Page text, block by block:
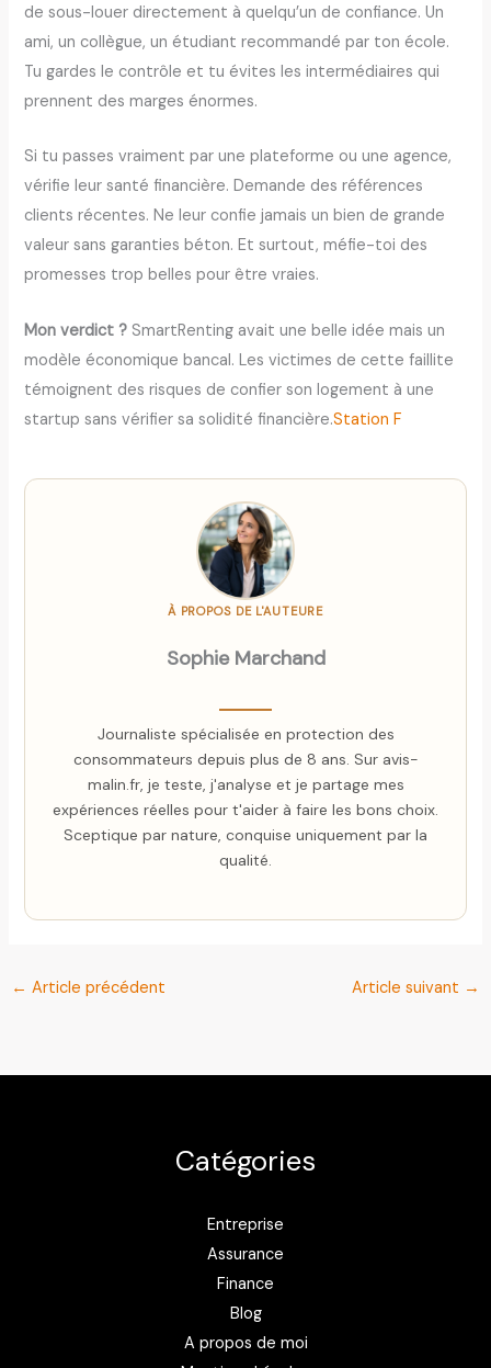
de sous-louer directement à quelqu’un de confiance. Un
ami, un collègue, un étudiant recommandé par ton école.
Tu gardes le contrôle et tu évites les intermédiaires qui
prennent des marges énormes.
Si tu passes vraiment par une plateforme ou une agence,
vérifie leur santé financière. Demande des références
clients récentes. Ne leur confie jamais un bien de grande
valeur sans garanties béton. Et surtout, méfie-toi des
promesses trop belles pour être vraies.
Mon verdict ? SmartRenting avait une belle idée mais un
modèle économique bancal. Les victimes de cette faillite
témoignent des risques de confier son logement à une
startup sans vérifier sa solidité financière.​Station F
À PROPOS DE L'AUTEURE
Sophie Marchand
Journaliste spécialisée en protection des
consommateurs depuis plus de 8 ans. Sur avis-
malin.fr, je teste, j'analyse et je partage mes
expériences réelles pour t'aider à faire les bons choix.
Sceptique par nature, conquise uniquement par la
qualité.
← Article précédent Article suivant →
Catégories
Entreprise
Assurance
Finance
Blog
A propos de moi